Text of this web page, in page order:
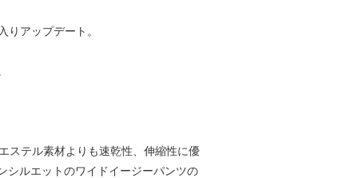
アップデート。
ステル素材よりも速乾性、伸縮性に優
シルエットのワイドイージーパンツの